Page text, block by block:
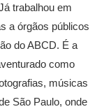
trabalhou em
a órgãos públicos
do ABCD. É a
como
músicas
São Paulo, onde